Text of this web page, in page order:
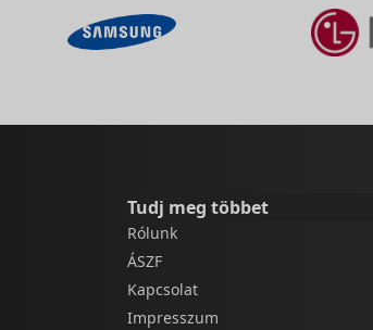
Tudj meg többet
Rólunk
ÁSZF
Kapcsolat
Impresszum